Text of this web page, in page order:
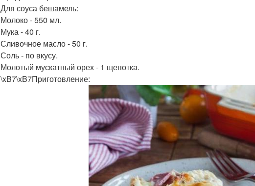
Для соуса бешамель:
Молоко - 550 мл.
Мука - 40 г.
Сливочное масло - 50 г.
Соль - по вкусу.
Молотый мускатный орех - 1 щепотка.
\xB7\xB7Приготовление: